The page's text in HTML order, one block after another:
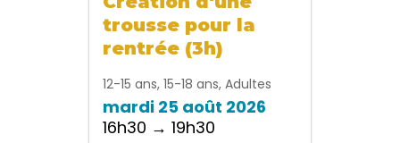
trousse pour la
rentrée (3h)
12-15 ans, 15-18 ans, Adultes
mardi 25 août 2026
16h30 → 19h30